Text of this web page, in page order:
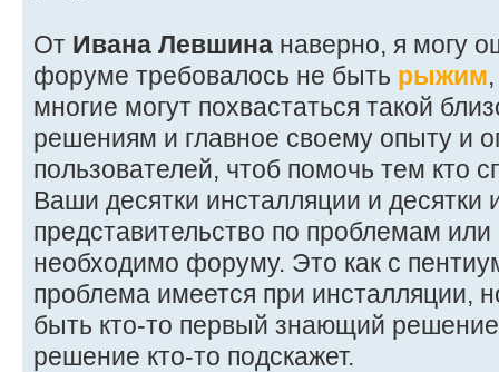
От Ивана Левшина наверно, я могу
форуме требовалось не быть рыжим
многие могут похвастаться такой
решениям и главное своему опыту и
пользователей, чтоб помочь тем кто
Ваши десятки инсталляции и
представительство по проблемам или
необходимо форуму. Это как с
проблема имеется при инсталляции,
быть кто-то первый знающий
решение кто-то подскажет.